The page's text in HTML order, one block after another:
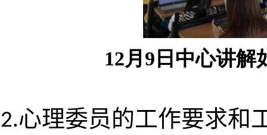
12月9日中心讲解
2.心理委员的工作要求和